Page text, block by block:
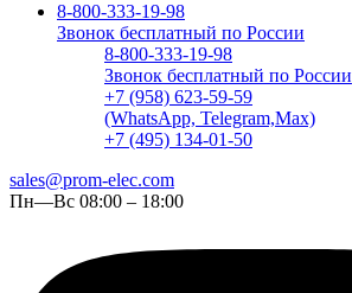
8-800-333-19-98
Звонок бесплатный по России
8-800-333-19-98
Звонок бесплатный по России
+7 (958) 623-59-59
(WhatsApp, Telegram,Max)
+7 (495) 134-01-50
sales@prom-elec.com
Пн—Вс 08:00 – 18:00